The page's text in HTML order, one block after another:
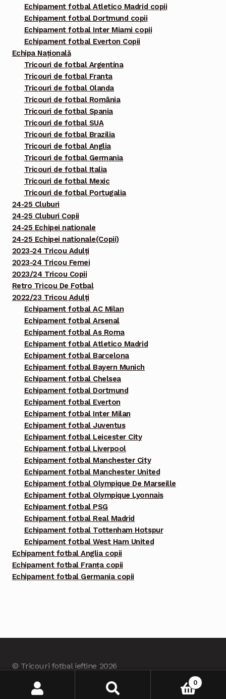
Echipament fotbal Atletico Madrid copii
Echipament fotbal Dortmund copii
Echipament fotbal Inter Miami copii
Echipament fotbal Everton Copii
Echipa Națională
Tricouri de fotbal Argentina
Tricouri de fotbal Franta
Tricouri de fotbal Olanda
Tricouri de fotbal România
Tricouri de fotbal Spania
Tricouri de fotbal SUA
Tricouri de fotbal Brazilia
Tricouri de fotbal Anglia
Tricouri de fotbal Germania
Tricouri de fotbal Italia
Tricouri de fotbal Mexic
Tricouri de fotbal Portugalia
24-25 Cluburi
24-25 Cluburi Copii
24-25 Echipei nationale
24-25 Echipei nationale(Copii)
2023-24 Tricou Adulți
2023-24 Tricou Femei
2023/24 Tricou Copii
Retro Tricou De Fotbal
2022/23 Tricou Adulți
Echipament fotbal AC Milan
Echipament fotbal Arsenal
Echipament fotbal As Roma
Echipament fotbal Atletico Madrid
Echipament fotbal Barcelona
Echipament fotbal Bayern Munich
Echipament fotbal Chelsea
Echipament fotbal Dortmund
Echipament fotbal Everton
Echipament fotbal Inter Milan
Echipament fotbal Juventus
Echipament fotbal Leicester City
Echipament fotbal Liverpool
Echipament fotbal Manchester City
Echipament fotbal Manchester United
Echipament fotbal Olympique De Marseille
Echipament fotbal Olympique Lyonnais
Echipament fotbal PSG
Echipament fotbal Real Madrid
Echipament fotbal Tottenham Hotspur
Echipament fotbal West Ham United
Echipament fotbal Anglia copii
Echipament fotbal Franța copii
Echipament fotbal Germania copii
© Tricouri fotbal ieftine 2026
0